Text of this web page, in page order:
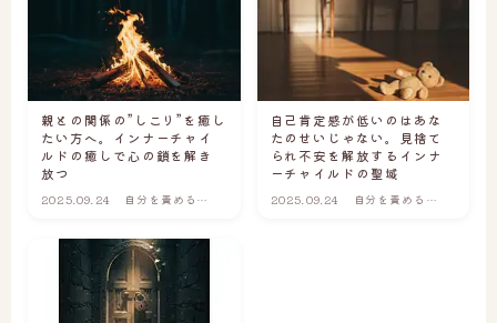
セレンディップについて
お悩みから探す
1｜自分を責めることを、もうやめたい
2｜人に合わせすぎて、心がすり減っている
3｜本当の自分の気持ちが、わからない
5｜同じ苦しみを、何度も繰り返してしまう
6｜喪失や別れの痛みを、ひとりで抱えている
親との関係の”しこり”を癒し
たい方へ。インナーチャイ
ルドの癒しで心の鎖を解き
放つ
2025.09.24
自分を責めるこ
たい
自己肯定感が低いのはあな
たのせいじゃない。見捨て
られ不安を解放するインナ
ーチャイルドの聖域
2025.09.24
自分を責めるこ